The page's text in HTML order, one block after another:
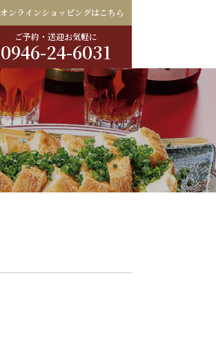
オンラインショッピングはこちら
ご予約・送迎お気軽に
0946-24-6031